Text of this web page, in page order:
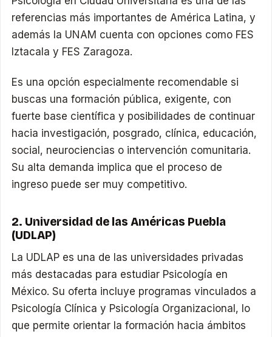
referencias más importantes de América Latina, y
además la UNAM cuenta con opciones como FES
Iztacala y FES Zaragoza.
Es una opción especialmente recomendable si
buscas una formación pública, exigente, con
fuerte base científica y posibilidades de continuar
hacia investigación, posgrado, clínica, educación,
social, neurociencias o intervención comunitaria.
Su alta demanda implica que el proceso de
ingreso puede ser muy competitivo.
2. Universidad de las Américas Puebla
(UDLAP)
La UDLAP es una de las universidades privadas
más destacadas para estudiar Psicología en
México. Su oferta incluye programas vinculados a
Psicología Clínica y Psicología Organizacional, lo
que permite orientar la formación hacia ámbitos